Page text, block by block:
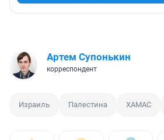
Артем Супонькин
корреспондент
Израиль Палестина ХАМАС